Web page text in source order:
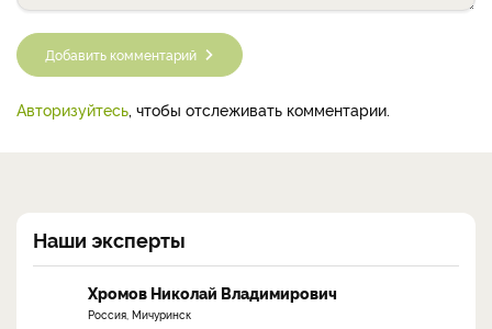
Добавить комментарий
Авторизуйтесь , чтобы отслеживать комментарии.
Наши эксперты
Хромов Николай Владимирович
Россия, Мичуринск